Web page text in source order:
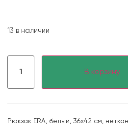
13 в наличии
В корзину
Рюкзак ERA, белый, 36х42 см,